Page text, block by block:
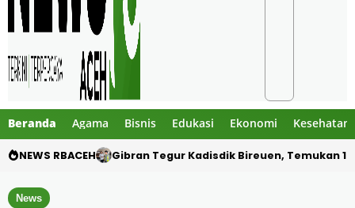
Beranda Agama Bisnis Edukasi Ekonomi Kesehatan
NEWS RBACEH PHE NSO Klarifikasi Dugaan Bau Amoniak
News